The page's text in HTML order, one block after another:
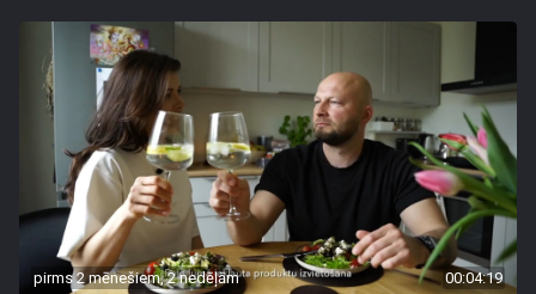
pirms 2 mēnešiem, 2 nedēļām 00:04:19